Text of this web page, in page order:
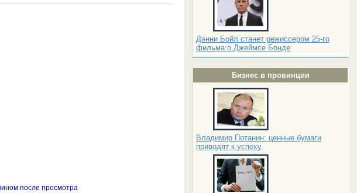
Дэнни Бойл станет режиссером 25-го
фильма о Джеймсе Бонде
Бизнес в провинции
Владимир Потанин: ценные бумаги
приводят к успеху
после просмотра